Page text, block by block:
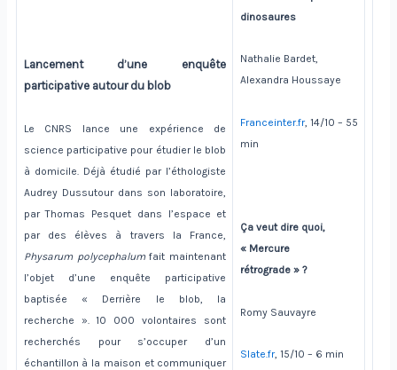
dinosaures
Nathalie Bardet,
Alexandra Houssaye
Franceinter.fr, 14/10 – 55
min
Ça veut dire quoi,
« Mercure
rétrograde » ?
Romy Sauvayre
Slate.fr, 15/10 – 6 min
Lancement d’une enquête
participative autour du blob
Le CNRS lance une expérience de
science participative pour étudier le blob
à domicile. Déjà étudié par l’éthologiste
Audrey Dussutour dans son laboratoire,
par Thomas Pesquet dans l’espace et
par des élèves à travers la France,
Physarum polycephalumfait maintenant
l’objet d’une enquête participative
baptisée « Derrière le blob, la
recherche ». 10 000 volontaires sont
recherchés pour s’occuper d’un
échantillon à la maison et communiquer